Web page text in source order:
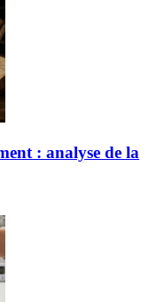
: analyse de la